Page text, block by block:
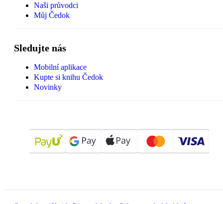
Naši průvodci
Můj Čedok
Sledujte nás
Mobilní aplikace
Kupte si knihu Čedok
Novinky